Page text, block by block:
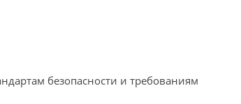
безопасности и требованиям